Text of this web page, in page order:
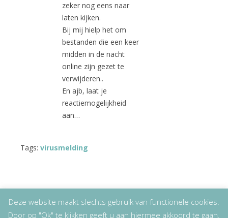
zeker nog eens naar
laten kijken.
Bij mij hielp het om
bestanden die een keer
midden in de nacht
online zijn gezet te
verwijderen..
En ajb, laat je
reactiemogelijkheid
aan…
Tags: virusmelding
Deze website maakt slechts gebruik van functionele cookies.
Door op "Ok" te klikken geeft u aan hiermee akkoord te gaan.